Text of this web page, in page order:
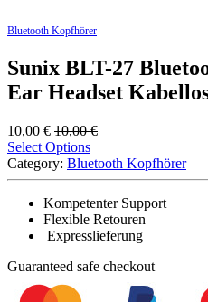
Bluetooth Kopfhörer
Sunix BLT-27
Ear Headset
10,00 € 10,00€
Select Options
Category: Bluetooth Kopfhörer
Kompetenter Support
Flexible Retouren
Expresslieferung
Guaranteed safe checkout